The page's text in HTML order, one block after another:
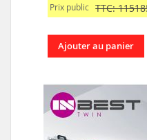
Prix public TTC:
Ajouter au panier